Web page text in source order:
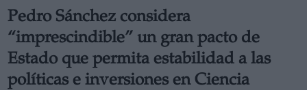
Pedro Sánchez considera
“imprescindible” un gran pacto de
Estado que permita estabilidad a las
políticas e inversiones en Ciencia